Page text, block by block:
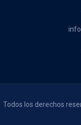
Todos los derechos